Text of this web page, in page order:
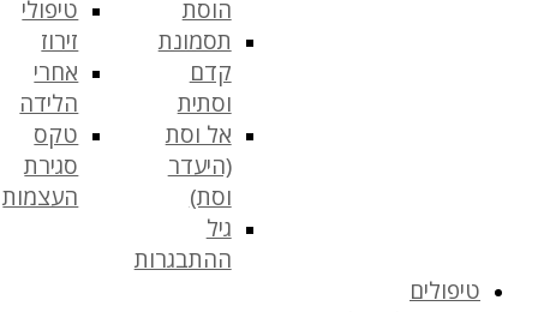
הוסת
תסמונת
קדם
וסתית
אל וסת
(היעדר
וסת)
גיל
ההתבגרות
טיפולי
זירוז
אחרי
הלידה
טקס
סגירת
העצמות
טיפולים